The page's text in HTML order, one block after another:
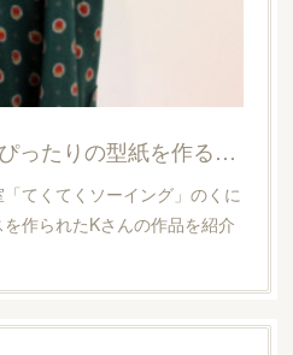
何度も作って自分にぴったりの型紙を作る【広島洋裁教室・てくてくソーイング】
てくてくソーイング」のくに
作られたKさんの作品を紹介